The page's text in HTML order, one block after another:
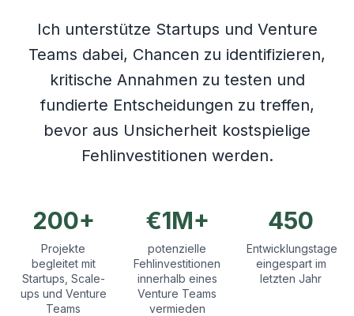
Ich unterstütze Startups und Venture
Teams dabei, Chancen zu identifizieren,
kritische Annahmen zu testen und
fundierte Entscheidungen zu treffen,
bevor aus Unsicherheit kostspielige
Fehlinvestitionen werden.
200+
Projekte
begleitet mit
Startups, Scale-
ups und Venture
Teams
€1M+
potenzielle
Fehlinvestitionen
innerhalb eines
Venture Teams
vermieden
450
Entwicklungstage
eingespart im
letzten Jahr